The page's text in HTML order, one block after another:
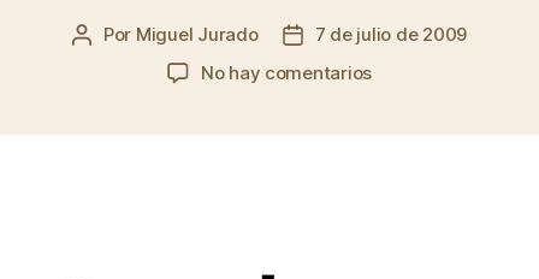
Autor
Por Miguel Jurado
Fecha7 de julio de 2009
No hay comentariosen